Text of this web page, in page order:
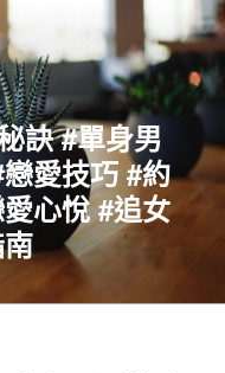
訣 #單身男
愛技巧 #約
心悅 #追女